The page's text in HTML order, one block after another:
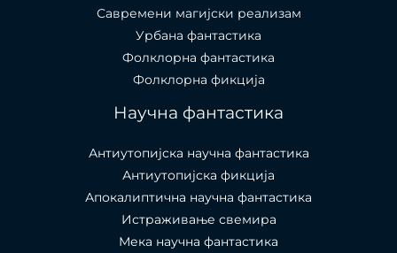
Савремени магијски реализам
Урбана фантастика
Фолклорна фантастика
Фолклорна фикција
Научна фантастика
Антиутопијска научна фантастика
Антиутопијска фикција
Апокалиптична научна фантастика
Истраживање свемира
Мека научна фантастика